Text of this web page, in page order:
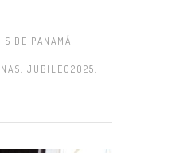
DE PANAMÁ
JUBILEO2025